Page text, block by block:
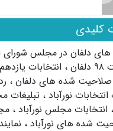
کلیدی
های دلفان در مجلس شورای
، انتخابات
صلاحیت شده های دلفان ،
نورآباد ، تبلیغات
، انتخابات مجلس نورآباد ،
شده های نورآباد ،